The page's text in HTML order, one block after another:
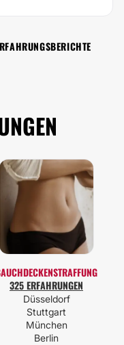
325 ERFAHRUNGEN
Düsseldorf
Stuttgart
München
Berlin